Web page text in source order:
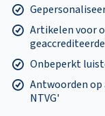
Artikelen voor
Onbeperkt
Antwoorden op
NTVG'